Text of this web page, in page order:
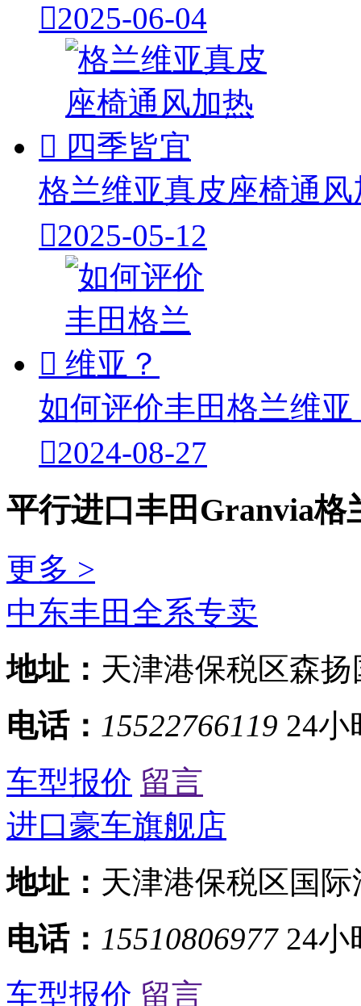
2025-06-04

格兰维亚真皮座椅通
2025-05-12

如何评价丰田格兰维亚
2024-08-27
平行进口丰田Granvia格
更多 >
中东丰田全系专卖
地址： 天津港保税区森
电话： 15522766119 24小
车型报价 留言
进口豪车旗舰店
地址： 天津港保税区国
电话： 15510806977 24小
车型报价 留言